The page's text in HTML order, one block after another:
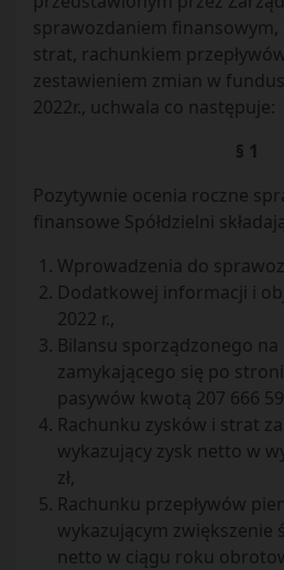
sprawozdaniem finansowym,
strat, rachunkiem
zestawieniem zmian w
2022r., uchwala co następuje:
§ 1
Pozytywnie ocenia roczne
finansowe Spółdzielni
Wprowadzenia do
Dodatkowej informacji i
2022 r.,
Bilansu sporządzonego na
zamykającego się po
pasywów kwotą 207 666
Rachunku zysków i strat
wykazujący zysk netto w
zł,
Rachunku przepływów
wykazującym zwiększenie
netto w ciągu roku